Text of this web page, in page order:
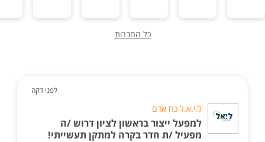
כל החברות
לפני דקה
ל.י.א.ל כח אדם
למפעל ייצור בראשון לציון דרוש /ה
מפעיל /ת חדר בקרה למתקן תעשייתי!